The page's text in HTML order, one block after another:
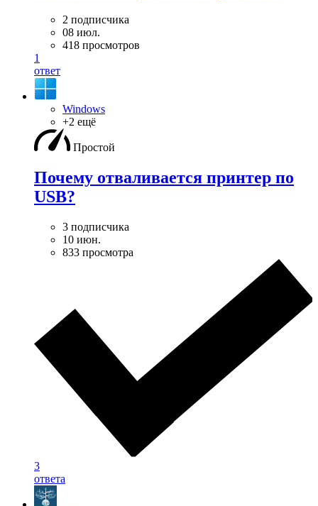
2 подписчика
08 июл.
418 просмотров
1
ответ
Windows
+2 ещё
Простой
Почему отваливается принтер по
USB?
3 подписчика
10 июн.
833 просмотра
3
ответа